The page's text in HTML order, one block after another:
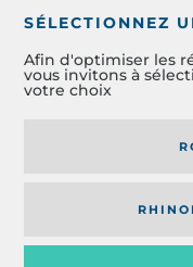
SÉLECTIONNEZ
Afin d'optimiser les
vous invitons à
votre choix